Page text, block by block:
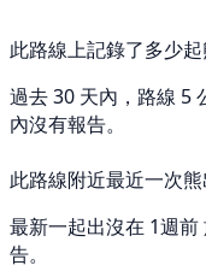
此路線上記錄了多少
過去 30 天內，路線 5
內沒有報告。
此路線附近最近一次
最新一起出沒在 1週前
告。